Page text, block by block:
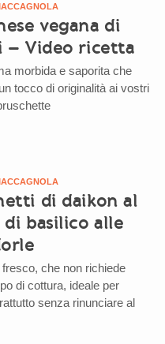
vegana di
– Video ricetta
morbida e saporita che
tocco di originalità ai vostri
di daikon al
di basilico alle
fresco, che non richiede
di cottura, ideale per
senza rinunciare al